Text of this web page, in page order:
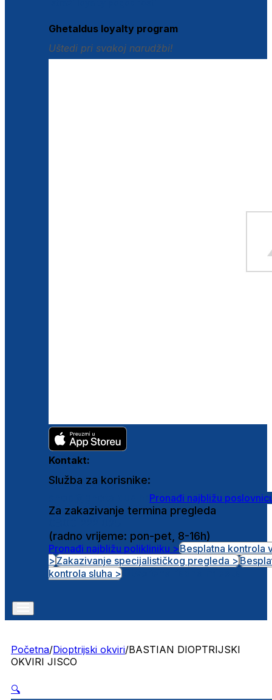
Ghetaldus loyalty program
Uštedi pri svakoj narudžbi!
Kontakt:
Služba za korisnike:
Pronađi najbližu
Za zakazivanje termina pregleda
(radno vrijeme: pon-pet, 8-16h)
Pronađi najbližu polikliniku >Besplatna kontrola
>Zakazivanje specijalističkog pregleda >
kontrola sluha >
Početna/Dioptrijski okviri/BASTIAN DIOPTRIJSKI
OKVIRI JISCO
🔍